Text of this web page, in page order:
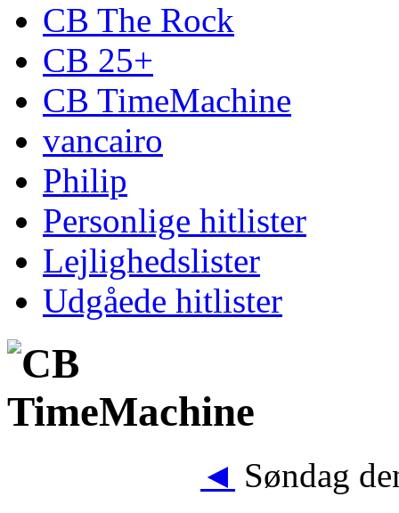
CB The Rock
CB 25+
CB TimeMachine
vancairo
Philip
Personlige hitlister
Lejlighedslister
Udgåede hitlister
◄ Søndag